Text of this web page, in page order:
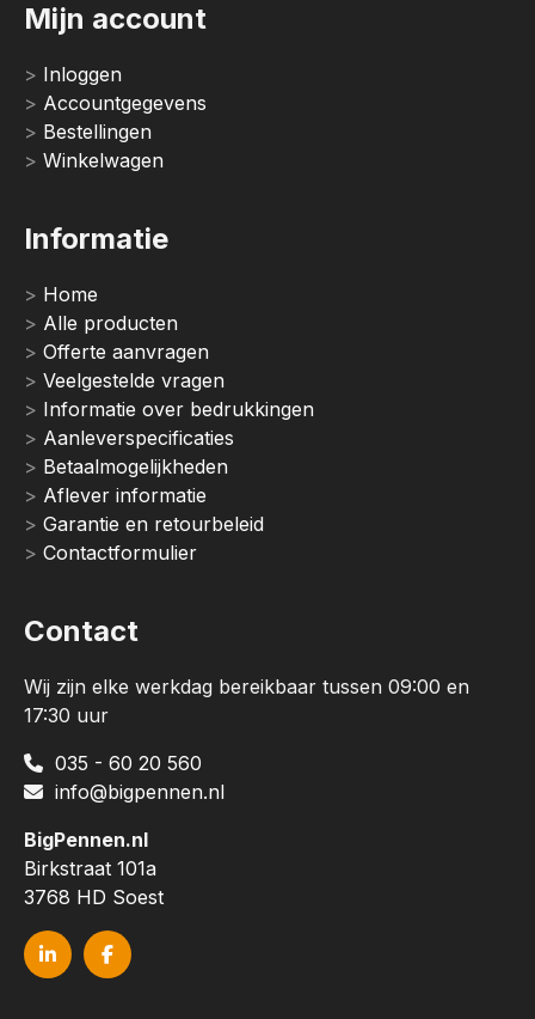
Mijn account
Inloggen
Accountgegevens
Bestellingen
Winkelwagen
Informatie
Home
Alle producten
Offerte aanvragen
Veelgestelde vragen
Informatie over bedrukkingen
Aanleverspecificaties
Betaalmogelijkheden
Aflever informatie
Garantie en retourbeleid
Contactformulier
Contact
Wij zijn elke werkdag bereikbaar tussen 09:00 en
17:30 uur
035 - 60 20 560
info@bigpennen.nl
BigPennen.nl
Birkstraat 101a
3768 HD Soest